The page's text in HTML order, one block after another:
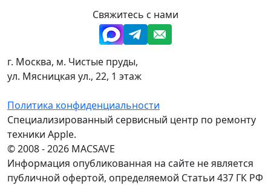
Свяжитесь с нами
г. Москва, м. Чистые пруды,
ул. Мясницкая ул., 22, 1 этаж
Политика конфиденциальности
Специализированный сервисный центр по ремонту
техники Apple.
© 2008 - 2026 MACSAVE
Информация опубликованная на сайте не является
публичной офертой, определяемой Статьи 437 ГК РФ